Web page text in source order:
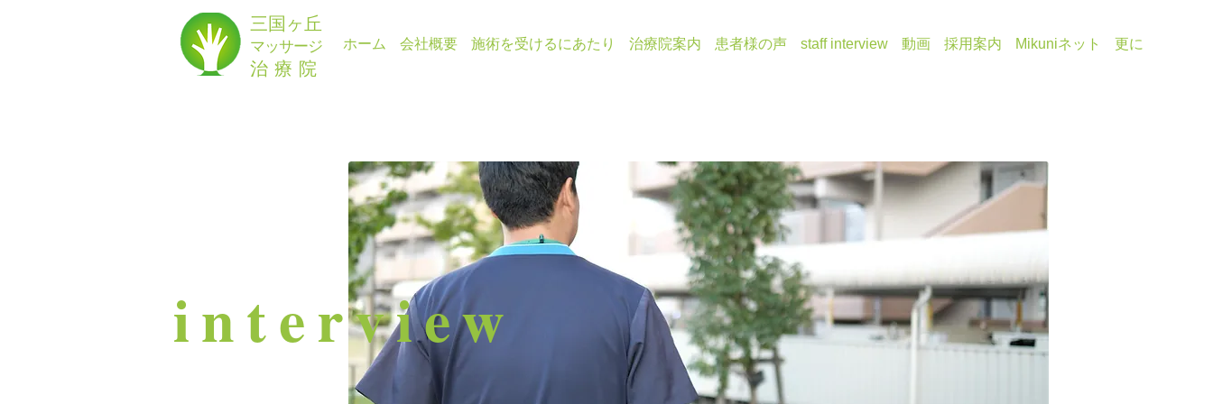
三国ヶ丘
マッサージ
治療院
ホーム 会社概要 ​施術を受けるにあたり 治療院案内 患者様の声 staff interview 動画 採用案内 Mikuniネット 更に
​interview